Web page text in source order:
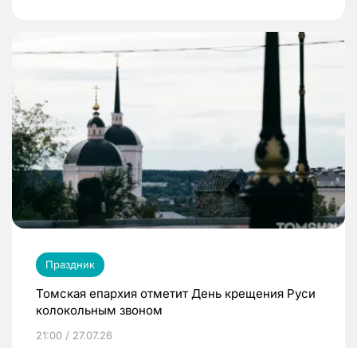
Праздник
Томская епархия отметит День крещения Руси
колокольным звоном
21:00 / 27.07.26